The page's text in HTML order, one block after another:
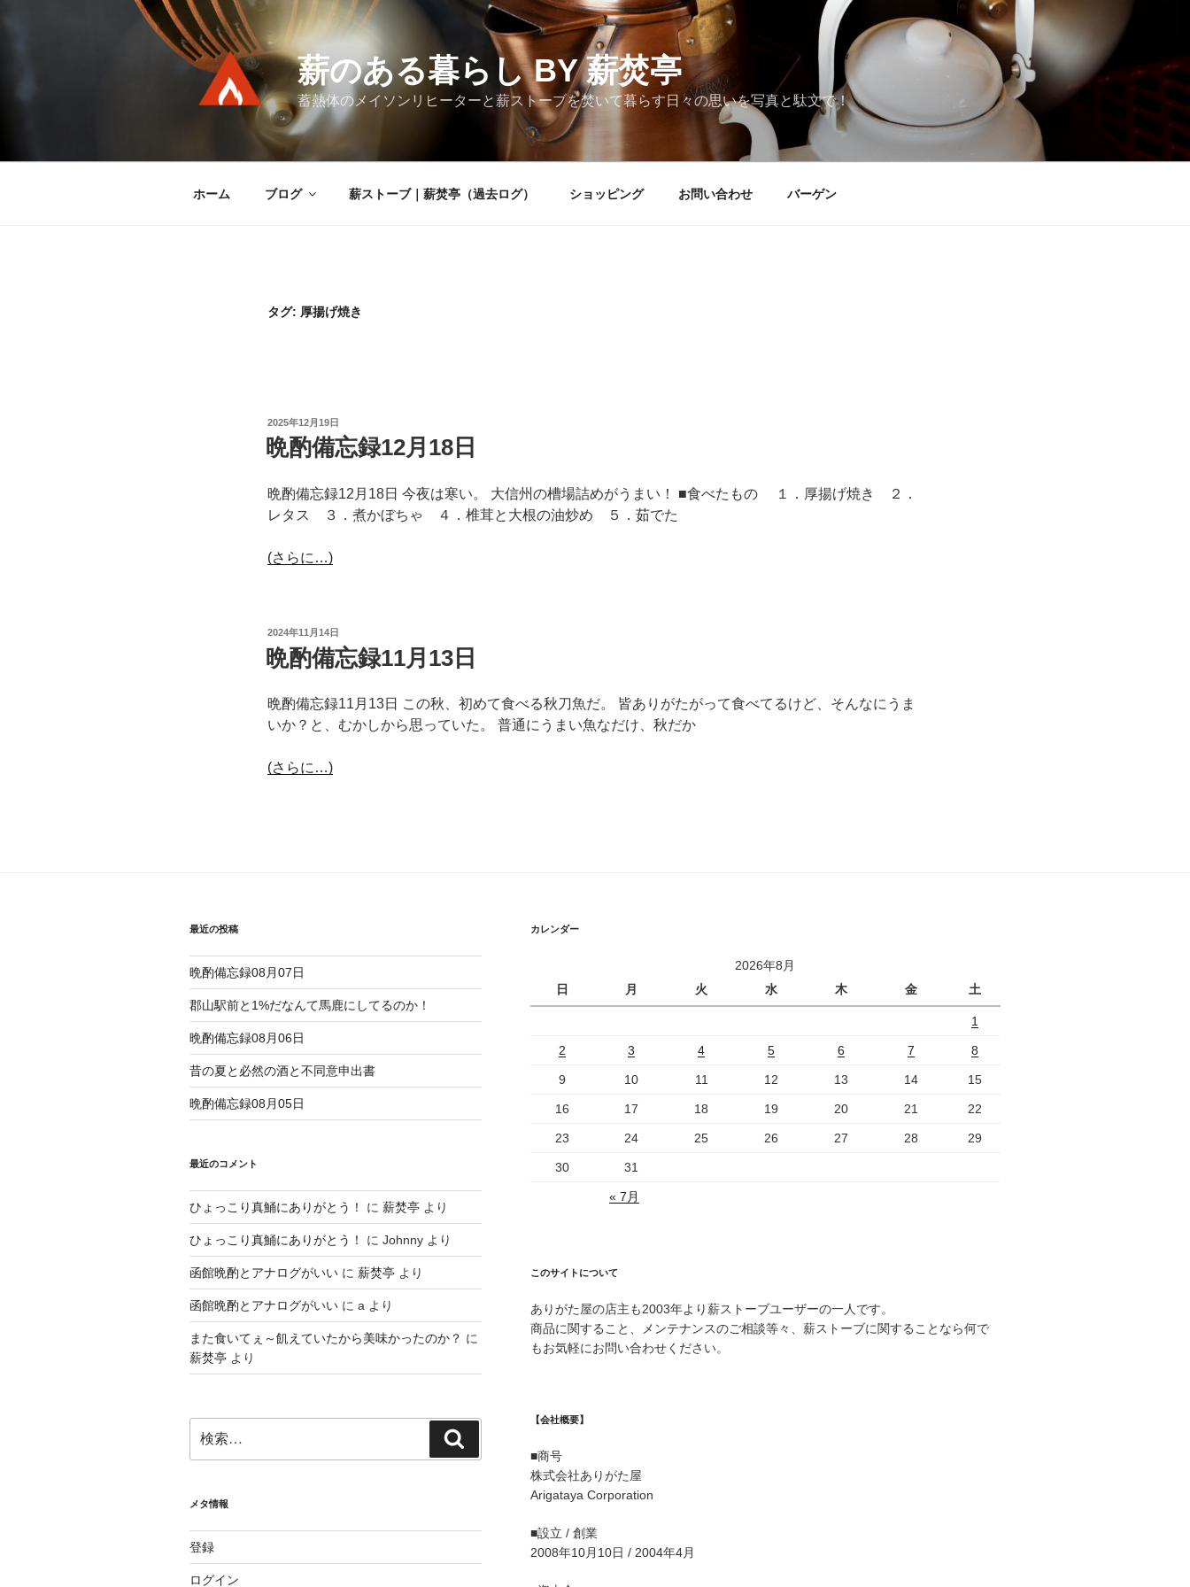
キ
薪のある暮らし BY 薪焚亭
蓄熱体のメイソンリヒーターと薪ストーブを焚いて暮らす日々の思いを写真と駄文で！
ホーム ブログ 薪ストーブ｜薪焚亭（過去ログ） ショッピング お問い合わせ バーゲン
タグ: 厚揚げ焼き
投
稿
日:
2025年12月19日
晩酌備忘録12月18日
晩酌備忘録12月18日 今夜は寒い。 大信州の槽場詰めがうまい！ ■食べたもの １．厚揚げ焼き ２．
レタス ３．煮かぼちゃ ４．椎茸と大根の油炒め ５．茹でた
(さらに…)
投
稿
日:
2024年11月14日
晩酌備忘録11月13日
晩酌備忘録11月13日 この秋、初めて食べる秋刀魚だ。 皆ありがたがって食べてるけど、そんなにうま
いか？と、むかしから思っていた。 普通にうまい魚なだけ、秋だか
(さらに…)
最近の投稿
晩酌備忘録08月07日
郡山駅前と1%だなんて馬鹿にしてるのか！
晩酌備忘録08月06日
昔の夏と必然の酒と不同意申出書
晩酌備忘録08月05日
最近のコメント
ひょっこり真鯒にありがとう！ に 薪焚亭 より
ひょっこり真鯒にありがとう！ に Johnny より
函館晩酌とアナログがいい に 薪焚亭 より
函館晩酌とアナログがいい に a より
また食いてぇ～飢えていたから美味かったのか？ に
薪焚亭 より
索:
索
メタ情報
登録
ログイン
カレンダー
2026年8月
日
月 火 水 木 金 土
1
2 3 4 5 6 7 8
9 10 11 12 13 14 15
16 17 18 19 20 21 22
23 24 25 26 27 28 29
30 31
« 7月
このサイトについて
ありがた屋の店主も2003年より薪ストーブユーザーの一人です。
商品に関すること、メンテナンスのご相談等々、薪ストーブに関することなら何で
もお気軽にお問い合わせください。
【会社概要】
■商号
株式会社ありがた屋
Arigataya Corporation
■設立 / 創業
2008年10月10日 / 2004年4月